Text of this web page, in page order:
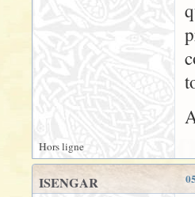
Hors ligne
ISENGAR